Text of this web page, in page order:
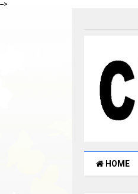
-->
HOME